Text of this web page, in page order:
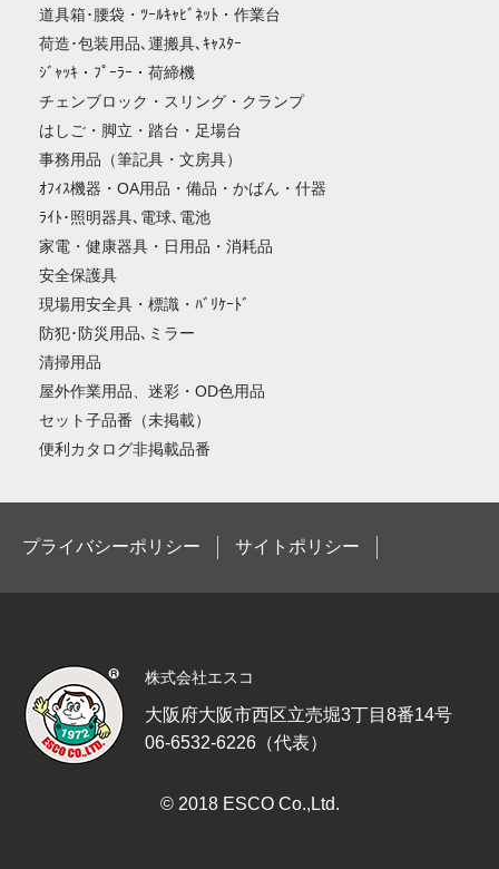
道具箱･腰袋・ﾂｰﾙｷｬﾋﾞﾈｯﾄ・作業台
荷造･包装用品､運搬具､ｷｬｽﾀｰ
ｼﾞｬｯｷ・ﾌﾟｰﾗｰ・荷締機
チェンブロック・スリング・クランプ
はしご・脚立・踏台・足場台
事務用品（筆記具・文房具）
ｵﾌｨｽ機器・OA用品・備品・かばん・什器
ﾗｲﾄ･照明器具､電球､電池
家電・健康器具・日用品・消耗品
安全保護具
現場用安全具・標識・ﾊﾞﾘｹｰﾄﾞ
防犯･防災用品､ミラー
清掃用品
屋外作業用品、迷彩・OD色用品
セット子品番（未掲載）
便利カタログ非掲載品番
プライバシーポリシー サイトポリシー
株式会社エスコ
大阪府大阪市西区立売堀3丁目8番14号
06-6532-6226（代表）
© 2018 ESCO Co.,Ltd.